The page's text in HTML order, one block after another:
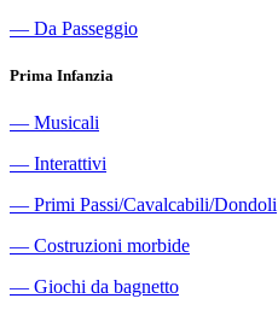
― Da Passeggio
Prima Infanzia
― Musicali
― Interattivi
― Primi Passi/Cavalcabili/Dondoli
― Costruzioni morbide
― Giochi da bagnetto